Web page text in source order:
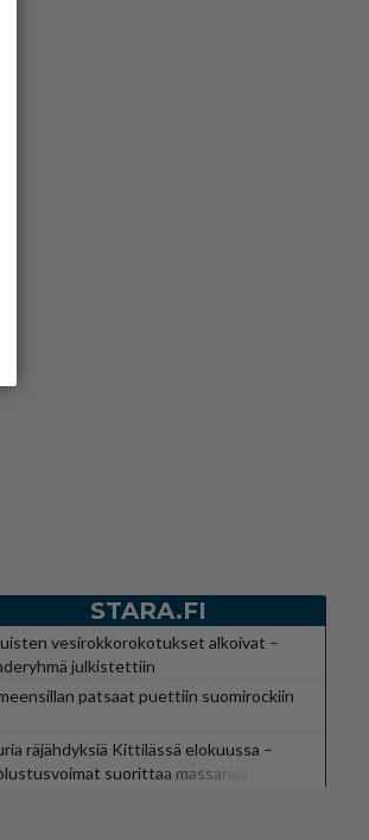
STARA.FI
vesirokkorokotukset alkoivat –
julkistettiin
patsaat puettiin suomirockiin
räjähdyksiä Kittilässä elokuussa –
suorittaa massaräjäytyksiä